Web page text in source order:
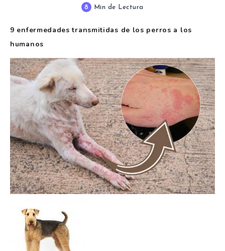
8 Min de Lectura
9 enfermedades transmitidas de los perros a los
humanos